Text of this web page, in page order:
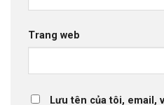
Trang web
Lưu tên của tôi, email,